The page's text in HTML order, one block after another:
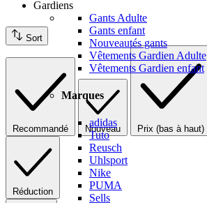
Gardiens
Gants Adulte
Gants enfant
Nouveautés gants
Vêtements Gardien Adulte
Vêtements Gardien enfant
Marques
adidas
Tuto
Reusch
Uhlsport
Nike
PUMA
Sells
Sort
Recommandé Nouveau Prix (bas à haut)
Réduction